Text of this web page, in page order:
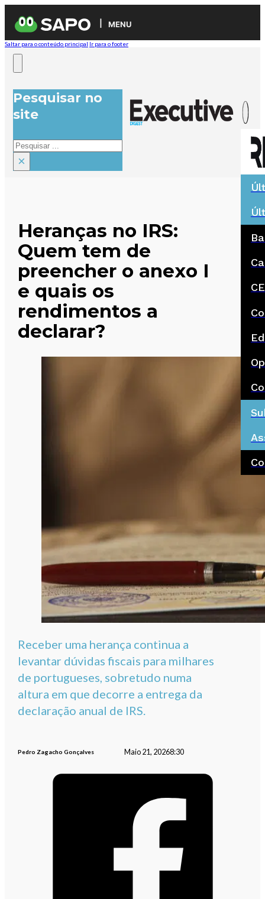
MENU
Saltar para o conteúdo principal Ir para o footer
Pesquisar no
site
Pesquisar
×
Heranças no IRS:
Quem tem de
preencher o anexo I
e quais os
rendimentos a
declarar?
Receber uma herança continua a
levantar dúvidas fiscais para milhares
de portugueses, sobretudo numa
altura em que decorre a entrega da
declaração anual de IRS.
Pedro Zagacho Gonçalves Maio 21, 20268:30